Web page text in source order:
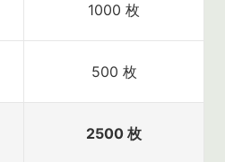
1000 枚
500 枚
2500 枚